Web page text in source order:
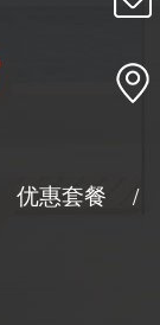
优惠套餐 /